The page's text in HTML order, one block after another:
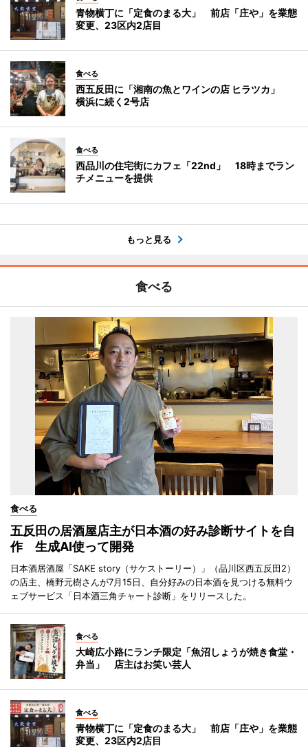
青物横丁に「定食のまる大」 前店「庄や」を業態
変更、23区内2店目
食べる
西五反田に「湘南の魚とワインの店 ヒラツカ」
横浜に続く2号店
食べる
西品川の住宅街にカフェ「22nd」 18時までラン
チメニューを提供
もっと見る
食べる
食べる
五反田の居酒屋店主が日本酒の好み診断サイトを自
作 生成AI使って開発
日本酒居酒屋「SAKE story（サケストーリー）」（品川区西五反田2）
の店主、橋野元樹さんが7月15日、自分好みの日本酒を見つける無料ウ
ェブサービス「日本酒三角チャート診断」をリリースした。
食べる
大崎広小路にランチ限定「魚沼しょうが焼き食堂・
弁当」 店主はお笑い芸人
食べる
青物横丁に「定食のまる大」 前店「庄や」を業態
変更、23区内2店目